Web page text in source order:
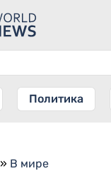
Политика
» В мире